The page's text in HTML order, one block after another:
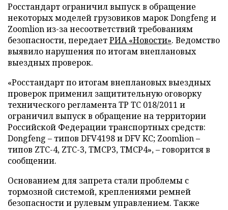
Росстандарт ограничил выпуск в обращение
некоторых моделей грузовиков марок Dongfeng и
Zoomlion из-за несоответствий требованиям
безопасности, передаетРИА «Новости». Ведомство
выявило нарушения по итогам внеплановых
выездных проверок.
«Росстандарт по итогам внеплановых выездных
проверок применил защитительную оговорку
технического регламента ТР ТС 018/2011 и
ограничил выпуск в обращение на территории
Российской Федерации транспортных средств:
Dongfeng – типов DFV4198 и DFV KC; Zoomlion –
типов ZTC-4, ZTC-3, TMCP3, TMCP4», – говорится в
сообщении.
Основанием для запрета стали проблемы с
тормозной системой, креплениями ремней
безопасности и рулевым управлением. Также